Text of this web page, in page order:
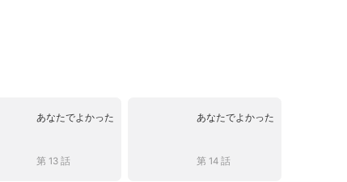
あなたでよかった
第 13 話
あなたでよかった
第 14 話